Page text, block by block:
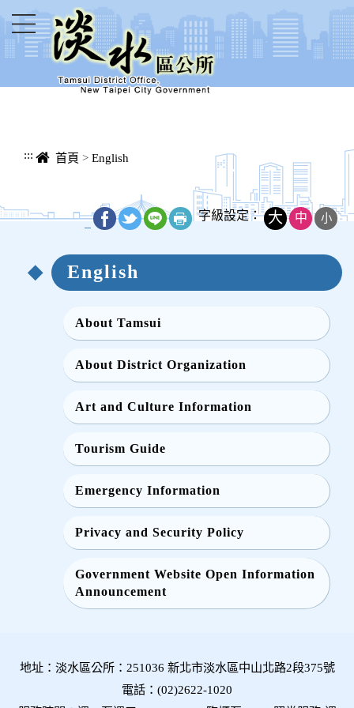
進入內容區塊
::: 首頁 > English
_
字級設定： 大 中 小
English
About Tamsui
About District Organization
Art and Culture Information
Tourism Guide
Emergency Information
Privacy and Security Policy
Government Website Open Information
Announcement
地址：淡水區公所：251036 新北市淡水區中山北路2段375號
電話：(02)2622-1020